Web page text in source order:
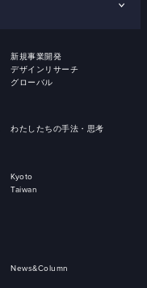
新規事業開発
デザインリサーチ
グローバル
わたしたちの手法・思考
Kyoto
Taiwan
News&Column